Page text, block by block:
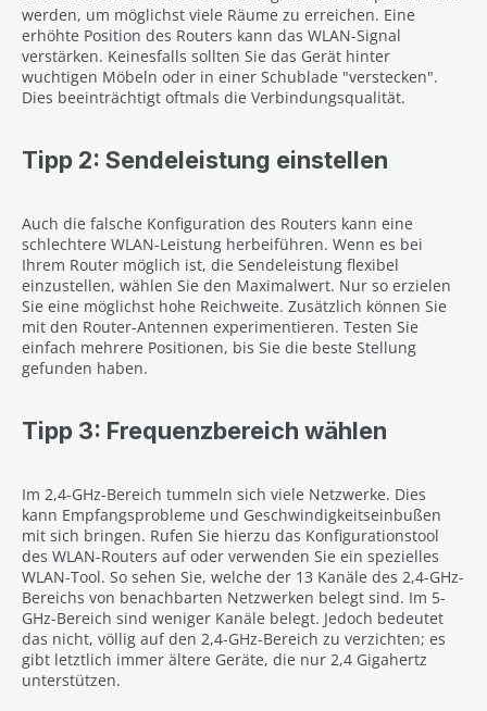
werden, um möglichst viele Räume zu erreichen. Eine
erhöhte Position des Routers kann das WLAN-Signal
verstärken. Keinesfalls sollten Sie das Gerät hinter
wuchtigen Möbeln oder in einer Schublade "verstecken".
Dies beeinträchtigt oftmals die Verbindungsqualität.
Tipp 2: Sendeleistung einstellen
Auch die falsche Konfiguration des Routers kann eine
schlechtere WLAN-Leistung herbeiführen. Wenn es bei
Ihrem Router möglich ist, die Sendeleistung flexibel
einzustellen, wählen Sie den Maximalwert. Nur so erzielen
Sie eine möglichst hohe Reichweite. Zusätzlich können Sie
mit den Router-Antennen experimentieren. Testen Sie
einfach mehrere Positionen, bis Sie die beste Stellung
gefunden haben.
Tipp 3: Frequenzbereich wählen
Im 2,4-GHz-Bereich tummeln sich viele Netzwerke. Dies
kann Empfangsprobleme und Geschwindigkeitseinbußen
mit sich bringen. Rufen Sie hierzu das Konfigurationstool
des WLAN-Routers auf oder verwenden Sie ein spezielles
WLAN-Tool. So sehen Sie, welche der 13 Kanäle des 2,4-GHz-
Bereichs von benachbarten Netzwerken belegt sind. Im 5-
GHz-Bereich sind weniger Kanäle belegt. Jedoch bedeutet
das nicht, völlig auf den 2,4-GHz-Bereich zu verzichten; es
gibt letztlich immer ältere Geräte, die nur 2,4 Gigahertz
unterstützen.